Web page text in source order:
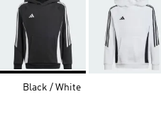
Black / White